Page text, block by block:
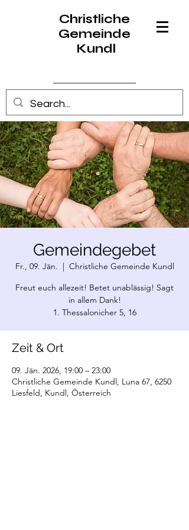
Christliche
Gemeinde
Kundl
Anmelden
Gemeindegebet
Fr., 09. Jän.
  |
Christliche Gemeinde Kundl
Freut euch allezeit! Betet unablässig! Sagt
in allem Dank!
1. Thessalonicher 5, 16
Zeit & Ort
09. Jän. 2026, 19:00 – 23:00
Christliche Gemeinde Kundl, Luna 67, 6250
Liesfeld, Kundl, Österreich